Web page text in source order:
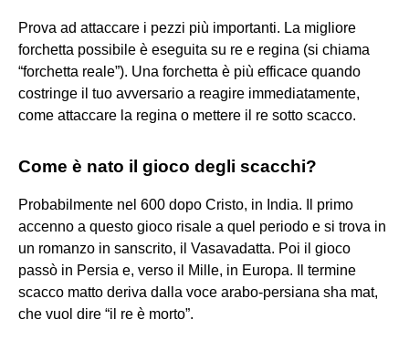
Prova ad attaccare i pezzi più importanti. La migliore
forchetta possibile è eseguita su re e regina (si chiama
“forchetta reale”). Una forchetta è più efficace quando
costringe il tuo avversario a reagire immediatamente,
come attaccare la regina o mettere il re sotto scacco.
Come è nato il gioco degli scacchi?
Probabilmente nel 600 dopo Cristo, in India. Il primo
accenno a questo gioco risale a quel periodo e si trova in
un romanzo in sanscrito, il Vasavadatta. Poi il gioco
passò in Persia e, verso il Mille, in Europa. Il termine
scacco matto deriva dalla voce arabo-persiana sha mat,
che vuol dire “il re è morto”.